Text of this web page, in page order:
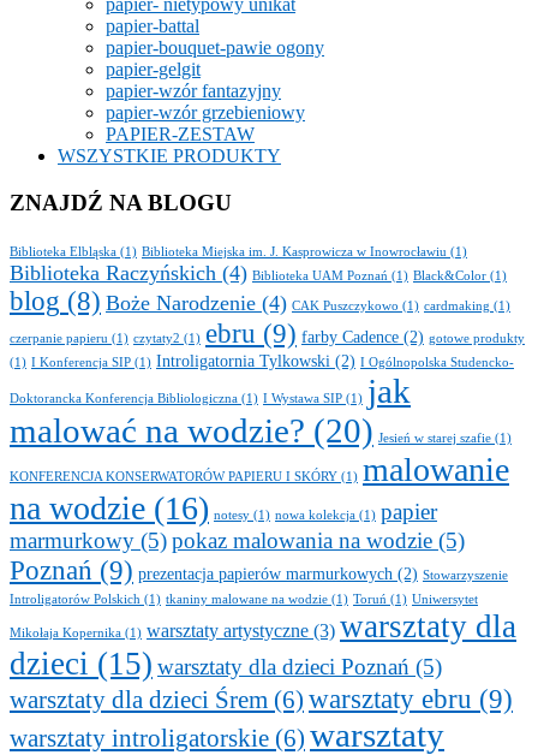
papier- nietypowy unikat
papier-battal
papier-bouquet-pawie ogony
papier-gelgit
papier-wzór fantazyjny
papier-wzór grzebieniowy
PAPIER-ZESTAW
WSZYSTKIE PRODUKTY
ZNAJDŹ NA BLOGU
Biblioteka Elbląska (1) Biblioteka Miejska im. J. Kasprowicza w Inowrocławiu (1)
Biblioteka Raczyńskich (4) Biblioteka UAM Poznań (1) Black&Color (1)
blog (8) Boże Narodzenie (4) CAK Puszczykowo (1) cardmaking (1)
czerpanie papieru (1) czytaty2 (1) ebru (9) farby Cadence (2) gotowe produkty
(1) I Konferencja SIP (1) Introligatornia Tylkowski (2) I Ogólnopolska Studencko-
Doktorancka Konferencja Bibliologiczna (1) I Wystawa SIP (1) jak
malować na wodzie? (20) Jesień w starej szafie (1)
KONFERENCJA KONSERWATORÓW PAPIERU I SKÓRY (1) malowanie
na wodzie (16) notesy (1) nowa kolekcja (1) papier
marmurkowy (5)pokaz malowania na wodzie (5)
Poznań (9) prezentacja papierów marmurkowych (2) Stowarzyszenie
Introligatorów Polskich (1) tkaniny malowane na wodzie (1) Toruń (1) Uniwersytet
Mikołaja Kopernika (1) warsztaty artystyczne (3) warsztaty dla
dzieci (15) warsztaty dla dzieci Poznań (5)
warsztaty dla dzieci Śrem (6) warsztaty ebru (9)
warsztaty introligatorskie (6) warsztaty